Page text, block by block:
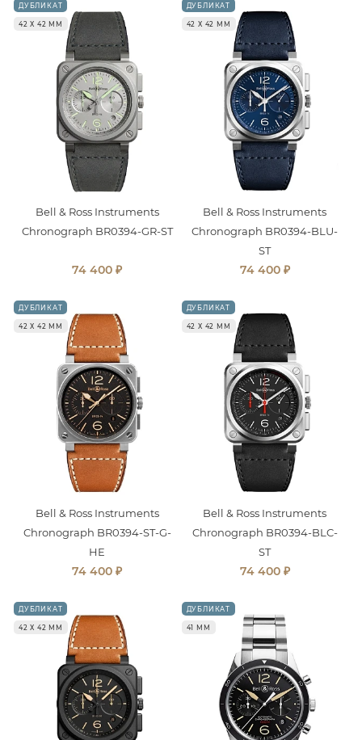
ДУБЛИКАТ
42 Х 42 ММ
Bell & Ross Instruments
Chronograph BR0394-GR-ST
74 400 ₽
ДУБЛИКАТ
42 Х 42 ММ
Bell & Ross Instruments
Chronograph BR0394-BLU-
ST
74 400 ₽
ДУБЛИКАТ
42 Х 42 ММ
Bell & Ross Instruments
Chronograph BR0394-ST-G-
HE
74 400 ₽
ДУБЛИКАТ
42 Х 42 ММ
Bell & Ross Instruments
Chronograph BR0394-BLC-
ST
74 400 ₽
ДУБЛИКАТ
42 Х 42 ММ
ДУБЛИКАТ
41 ММ